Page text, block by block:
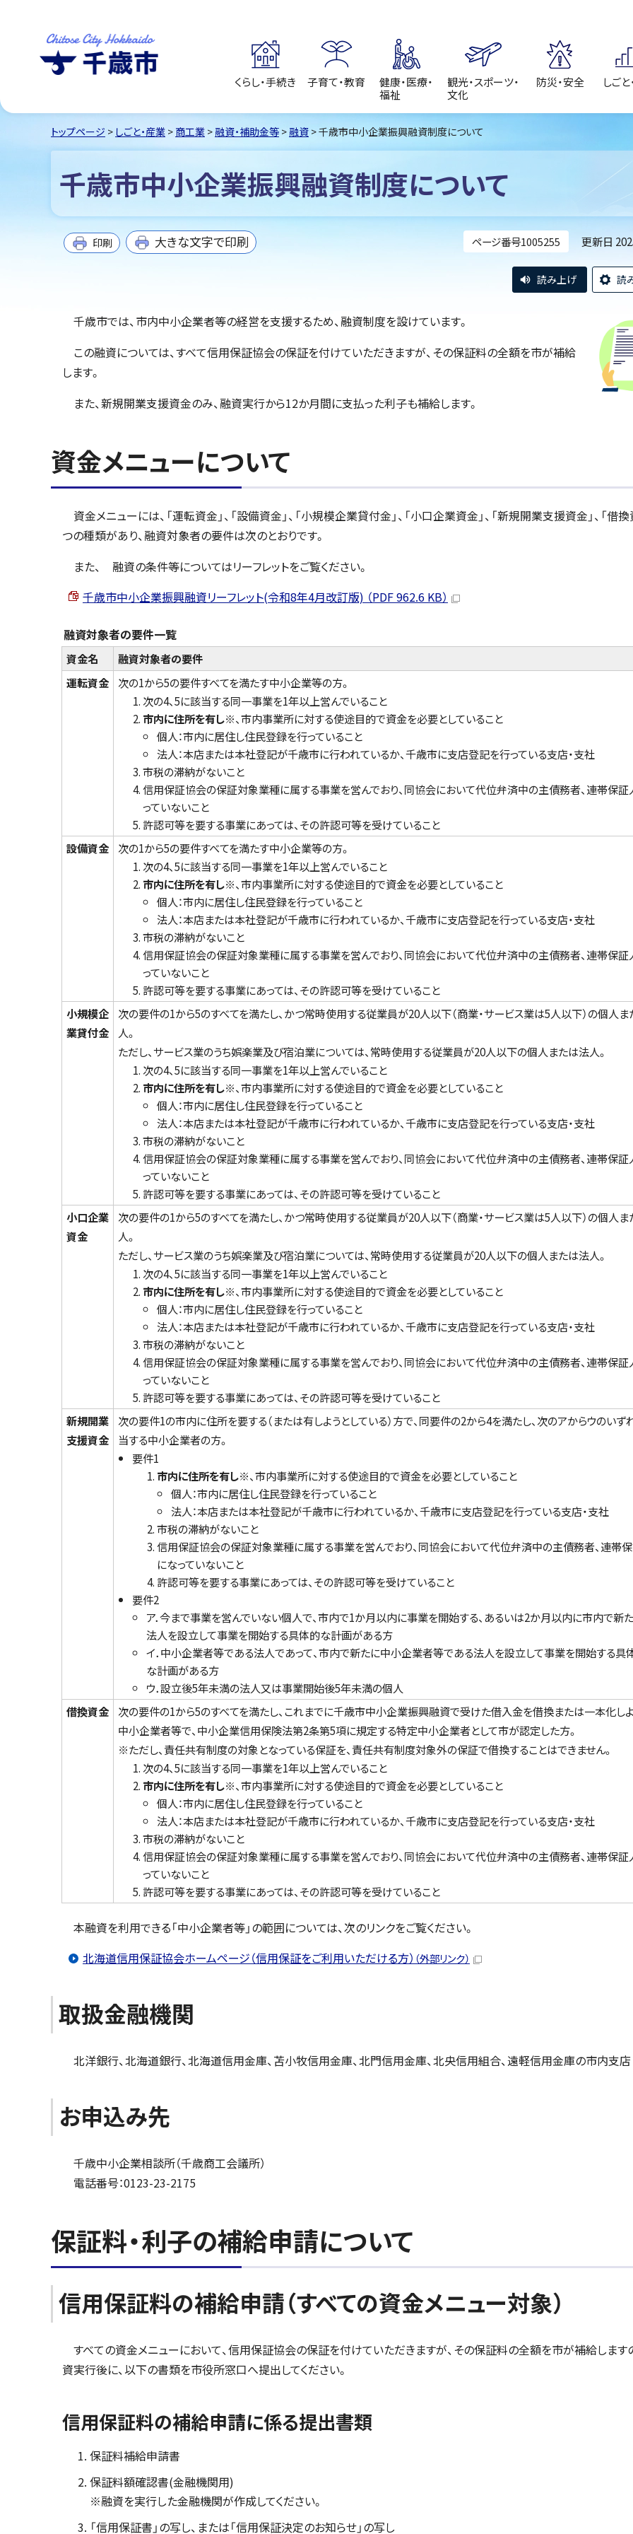
くらし・手続き 子育て・教育
健康・医療・
福祉
観光・スポーツ・
文化
防災・安全 しご
トップページ > しごと・産業 > 商工業 > 融資・補助金等 > 融資 > 千歳市中小企業振興融資制度について
千歳市中小企業振興融資制度について
ページ番号1005255 更新日
印刷 大きな文字で印刷
読み上げ 読
千歳市では、市内中小企業者等の経営を支援するため、融資制度を設けています。
この融資については、すべて信用保証協会の保証を付けていただきますが、その保証料の全額を市が補給
します。
また、新規開業支援資金のみ、融資実行から12か月間に支払った利子も補給します。
資金メニューについて
資金メニューには、「運転資金」、「設備資金」、「小規模企業貸付金」、「小口企業資金」、「新規開業支援資金」、「借
つの種類があり、融資対象者の要件は次のとおりです。
また、 融資の条件等についてはリーフレットをご覧ください。
千歳市中小企業振興融資リーフレット(令和8年4月改訂版) （PDF 962.6 KB）
融資対象者の要件一覧
資金名
融資対象者の要件
運転資金
次の1から5の要件すべてを満たす中小企業等の方。
次の4、5に該当する同一事業を1年以上営んでいること
市内に住所を有し※、市内事業所に対する使途目的で資金を必要としていること
個人：市内に居住し住民登録を行っていること
法人：本店または本社登記が千歳市に行われているか、千歳市に支店登記を行っている支店・支社
市税の滞納がないこと
信用保証協会の保証対象業種に属する事業を営んでおり、同協会において代位弁済中の主債務者、連帯保証
っていないこと
許認可等を要する事業にあっては、その許認可等を受けていること
設備資金
次の1から5の要件すべてを満たす中小企業等の方。
次の4、5に該当する同一事業を1年以上営んでいること
市内に住所を有し※、市内事業所に対する使途目的で資金を必要としていること
個人：市内に居住し住民登録を行っていること
法人：本店または本社登記が千歳市に行われているか、千歳市に支店登記を行っている支店・支社
市税の滞納がないこと
信用保証協会の保証対象業種に属する事業を営んでおり、同協会において代位弁済中の主債務者、連帯保証
っていないこと
許認可等を要する事業にあっては、その許認可等を受けていること
小規模企
業貸付金
次の要件の1から5のすべてを満たし、かつ常時使用する従業員が20人以下（商業・サービス業は5人以下）の個人
人。
ただし、サービス業のうち娯楽業及び宿泊業については、常時使用する従業員が20人以下の個人または法人。
次の4、5に該当する同一事業を1年以上営んでいること
市内に住所を有し※、市内事業所に対する使途目的で資金を必要としていること
個人：市内に居住し住民登録を行っていること
法人：本店または本社登記が千歳市に行われているか、千歳市に支店登記を行っている支店・支社
市税の滞納がないこと
信用保証協会の保証対象業種に属する事業を営んでおり、同協会において代位弁済中の主債務者、連帯保証
っていないこと
許認可等を要する事業にあっては、その許認可等を受けていること
小口企業
資金
次の要件の1から5のすべてを満たし、かつ常時使用する従業員が20人以下（商業・サービス業は5人以下）の個人
人。
ただし、サービス業のうち娯楽業及び宿泊業については、常時使用する従業員が20人以下の個人または法人。
次の4、5に該当する同一事業を1年以上営んでいること
市内に住所を有し※、市内事業所に対する使途目的で資金を必要としていること
個人：市内に居住し住民登録を行っていること
法人：本店または本社登記が千歳市に行われているか、千歳市に支店登記を行っている支店・支社
市税の滞納がないこと
信用保証協会の保証対象業種に属する事業を営んでおり、同協会において代位弁済中の主債務者、連帯保証
っていないこと
許認可等を要する事業にあっては、その許認可等を受けていること
新規開業
支援資金
次の要件1の市内に住所を要する（または有しようとしている）方で、同要件の2から4を満たし、次のアからウのいず
当する中小企業者の方。
要件1
市内に住所を有し※、市内事業所に対する使途目的で資金を必要としていること
個人：市内に居住し住民登録を行っていること
法人：本店または本社登記が千歳市に行われているか、千歳市に支店登記を行っている支店・支社
市税の滞納がないこと
信用保証協会の保証対象業種に属する事業を営んでおり、同協会において代位弁済中の主債務者、連帯
になっていないこと
許認可等を要する事業にあっては、その許認可等を受けていること
要件2
ア．今まで事業を営んでいない個人で、市内で1か月以内に事業を開始する、あるいは2か月以内に市内で新
法人を設立して事業を開始する具体的な計画がある方
イ．中小企業者等である法人であって、市内で新たに中小企業者等である法人を設立して事業を開始する具
な計画がある方
ウ．設立後5年未満の法人又は事業開始後5年未満の個人
借換資金
次の要件の1から5のすべてを満たし、これまでに千歳市中小企業振興融資で受けた借入金を借換または一本化し
中小企業者等で、中小企業信用保険法第2条第5項に規定する特定中小企業者として市が認定した方。
※ただし、責任共有制度の対象となっている保証を、責任共有制度対象外の保証で借換することはできません。
次の4、5に該当する同一事業を1年以上営んでいること
市内に住所を有し※、市内事業所に対する使途目的で資金を必要としていること
個人：市内に居住し住民登録を行っていること
法人：本店または本社登記が千歳市に行われているか、千歳市に支店登記を行っている支店・支社
市税の滞納がないこと
信用保証協会の保証対象業種に属する事業を営んでおり、同協会において代位弁済中の主債務者、連帯保証
っていないこと
許認可等を要する事業にあっては、その許認可等を受けていること
本融資を利用できる「中小企業者等」の範囲については、次のリンクをご覧ください。
北海道信用保証協会ホームページ（信用保証をご利用いただける方） （外部リンク）
取扱金融機関
北洋銀行、北海道銀行、北海道信用金庫、苫小牧信用金庫、北門信用金庫、北央信用組合、遠軽信用金庫の市内支店
お申込み先
千歳中小企業相談所（千歳商工会議所）
電話番号：0123-23-2175
保証料・利子の補給申請について
信用保証料の補給申請（すべての資金メニュー対象）
すべての資金メニューにおいて、信用保証協会の保証を付けていただきますが、その保証料の全額を市が補給します
資実行後に、以下の書類を市役所窓口へ提出してください。
信用保証料の補給申請に係る提出書類
保証料補給申請書
保証料額確認書(金融機関用)
※融資を実行した金融機関が作成してください。
「信用保証書」の写し、または「信用保証決定のお知らせ」の写し